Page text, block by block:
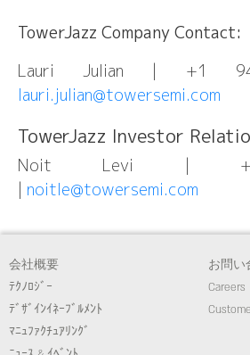
TowerJazz Company Contact:
Lauri Julian | +1
lauri.julian@towersemi.com
TowerJazz Investor
Noit Levi | +972-
| noitle@towersemi.com
会社概要
ﾃｸﾉﾛｼﾞｰ
ﾃﾞｻﾞｲﾝｲﾈｰﾌﾞﾙﾒﾝﾄ
ﾏﾆｭﾌｧｸﾁｭｱﾘﾝｸﾞ
お問い
Careers